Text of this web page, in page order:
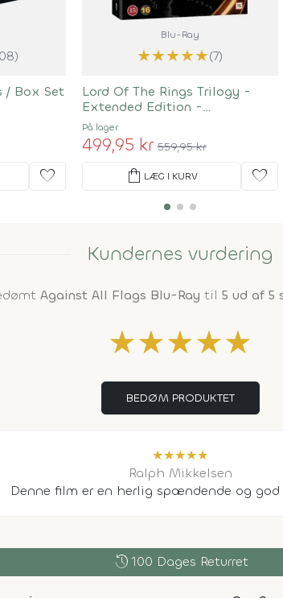
/ Box Set
favorite
Blu-Ray
★★★★★(7)
Lord Of The Rings Trilogy -
Extended Edition -
Remastered
På lager
499,95 kr 559,95 kr
shopping_bag LÆG I KURV favorite
Kundernes vurdering
Against All Flags Blu-Ray til 5 ud af 5
★★★★★
BEDØM PRODUKTET
★★★★★
Ralph Mikkelsen
Denne film er en herlig spændende og god
history 100 Dages Returret